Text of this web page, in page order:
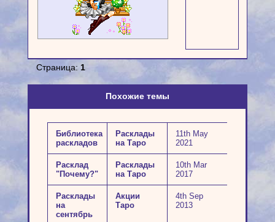
Страница: 1
Похожие темы
Библиотека
раскладов
Расклады
на Таро
11th May
2021
Расклад
"Почему?"
Расклады
на Таро
10th Mar
2017
Расклады
на
сентябрь
Акции
Таро
4th Sep
2013